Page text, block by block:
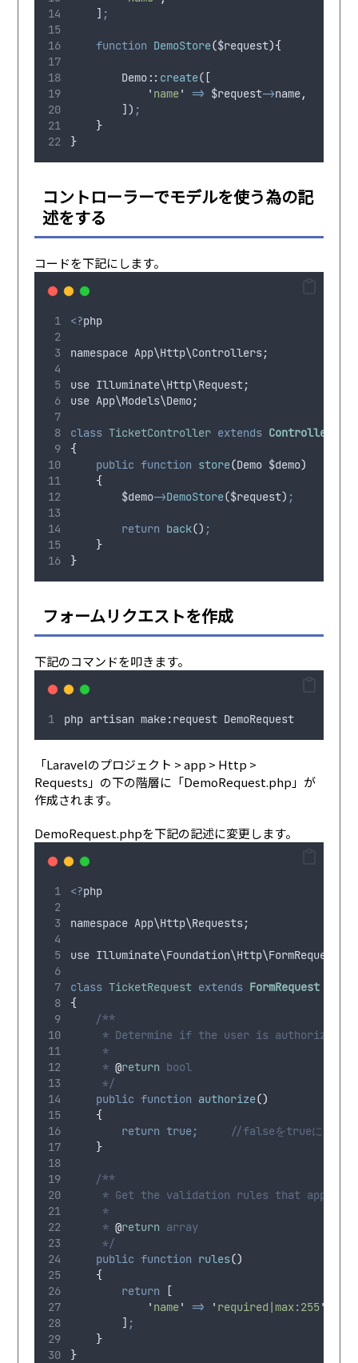
    ]
;
function DemoStore($request){
        Demo
: : create([
' name' => $request->name,
        ])
;
}
}
コントローラーでモデルを使う為の記
述をする
コードを下記にします。
<?php
namespace App\Http\Controllers;
use Illuminate\Http\Request;
use App\Models\Demo;
class TicketController extends Controller
{
public function store(Demo $demo)
{
$demo->DemoStore($request) ;
return back() ;
}
}
フォームリクエストを作成
下記のコマンドを叩きます。
php artisan make:request DemoRequest
「Laravelのプロジェクト > app > Http >
Requests」の下の階層に「DemoRequest.php」が
作成されます。
DemoRequest.phpを下記の記述に変更します。
<?php
namespace App\Http\Requests;
use Illuminate\Foundation\Http\FormRequest
class TicketRequest extends FormRequest
{
/**
* Determine if the user is authorized
     *
     *
@return bool
     */
public function authorize()
{
return true;
//falseをtrueに変える
}
/**
* Get the validation rules that apply
     *
     *
@return array
     */
public function rules()
{
return [
' name' => ' required|max:255'
        ]
;
}
}